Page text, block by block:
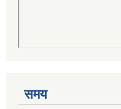
समय